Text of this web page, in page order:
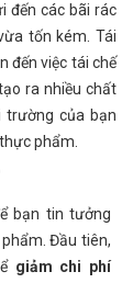
đến các bãi rác
tốn kém. Tái
đến việc tái chế
ra nhiều chất
của bạn
phẩm.
bạn tin tưởng
Đầu tiên,
giảm chi phí